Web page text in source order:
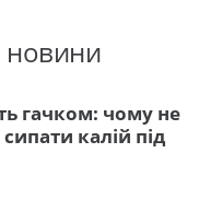
новини
гачком: чому не
калій під